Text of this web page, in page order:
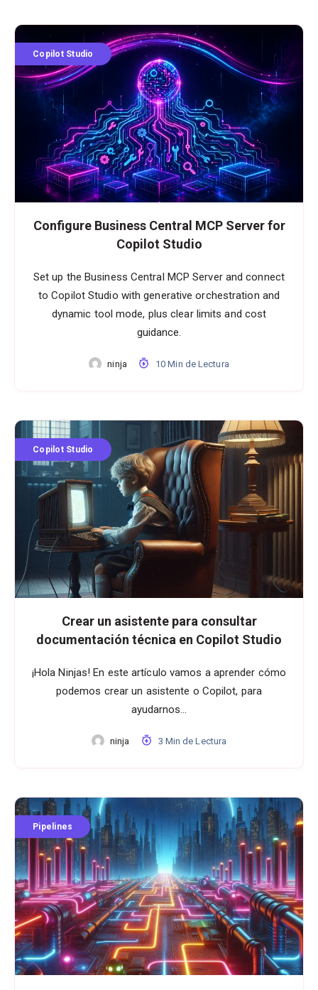
Copilot Studio
Configure Business Central MCP Server for
Copilot Studio
Set up the Business Central MCP Server and connect
to Copilot Studio with generative orchestration and
dynamic tool mode, plus clear limits and cost
guidance.
ninja 10 Min de Lectura
Copilot Studio
Crear un asistente para consultar
documentación técnica en Copilot Studio
¡Hola Ninjas! En este artículo vamos a aprender cómo
podemos crear un asistente o Copilot, para
ayudarnos…
ninja 3 Min de Lectura
Pipelines